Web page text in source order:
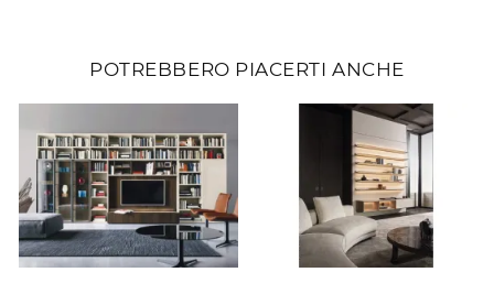
POTREBBERO PIACERTI ANCHE